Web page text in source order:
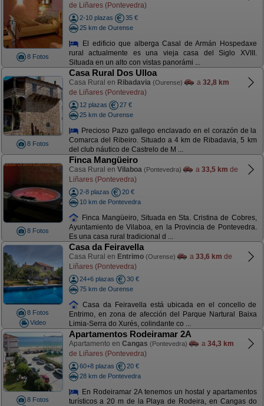
8 Fotos
de Liñares (Pontevedra)
2-10 plazas
35 €
25 km de Ourense
El edificio que alberga Casal de Armán Hospedaxe
rural actualmente es una vieja casa del Siglo XVIII.
Situada en un alto con vistas panorámi ...
8 Fotos
Casa Rural Dos Ulloa
Casa Rural en Ribadavia (Ourense) a 32,8 km
de Liñares (Pontevedra)
12 plazas
27 €
25 km de Ourense
Precioso Pazo gallego enclavado en el corazón de la
Comarca del Ribeiro. Situado a 4 km de Ribadavia, 5 km
del club náutico de Castrelo de M ...
8 Fotos
Finca Mangüeiro
Casa Rural en Vilaboa (Pontevedra) a 33,5 km de
Liñares (Pontevedra)
2-8 plazas
20 €
10 km de Pontevedra
Finca Mangüeiro, Situada en Sta. Cristina de Cobres,
Ayuntamiento de Vilaboa, en la Provincia de Pontevedra.
Es una casa rural tradicional d ...
8 Fotos
Video
Casa da Feiravella
Casa Rural en Entrimo (Ourense) a 33,6 km de
Liñares (Pontevedra)
24+6 plazas
30 €
75 km de Ourense
Casa da Feiravella está ubicada en el concello de
Entrimo, en zona de afección del Parque Nartural Baixa
Limia-Serra do Xurés, colindante co ...
8 Fotos
Apartamentos Rodeiramar 2A
Apartamento en Cangas (Pontevedra) a 34,3 km
de Liñares (Pontevedra)
60+8 plazas
20 €
28 km de Pontevedra
En Rodeiramar 2A tenemos un hostal y apartamentos
turísticos a 20 m de la Playa de Rodeira, en Cangas do